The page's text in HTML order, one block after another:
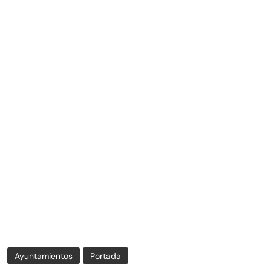
Ayuntamientos Portada